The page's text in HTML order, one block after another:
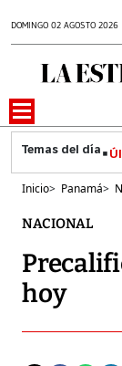
DOMINGO 02 AGOSTO 2026
Inicio> Panamá>
NACIONAL
hoy